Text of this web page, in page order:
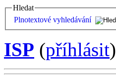
Hledat
Plnotextové vyhledávání
ISP (příhlásit)